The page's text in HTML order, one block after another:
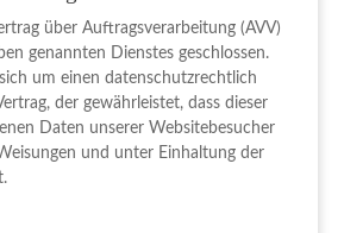
über Auftragsverarbeitung (AVV)
genannten Dienstes geschlossen.
um einen datenschutzrechtlich
der gewährleistet, dass dieser
Daten unserer Websitebesucher
und unter Einhaltung der